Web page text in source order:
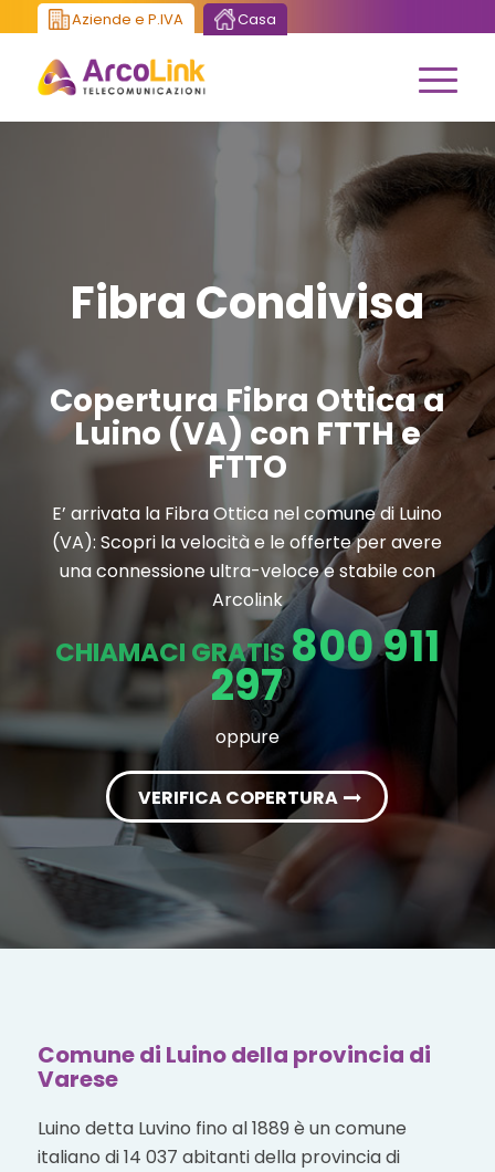
Aziende e P.IVA Casa
Fibra Condivisa
Copertura Fibra Ottica a
Luino (VA) con FTTH e
FTTO
E’ arrivata la Fibra Ottica nel comune di Luino
(VA): Scopri la velocità e le offerte per avere
una connessione ultra-veloce e stabile con
Arcolink
CHIAMACI GRATIS800 911
297
oppure
VERIFICA COPERTURA
Comune di Luino della provincia di
Varese
Luino detta Luvino fino al 1889 è un comune
italiano di 14 037 abitanti della provincia di